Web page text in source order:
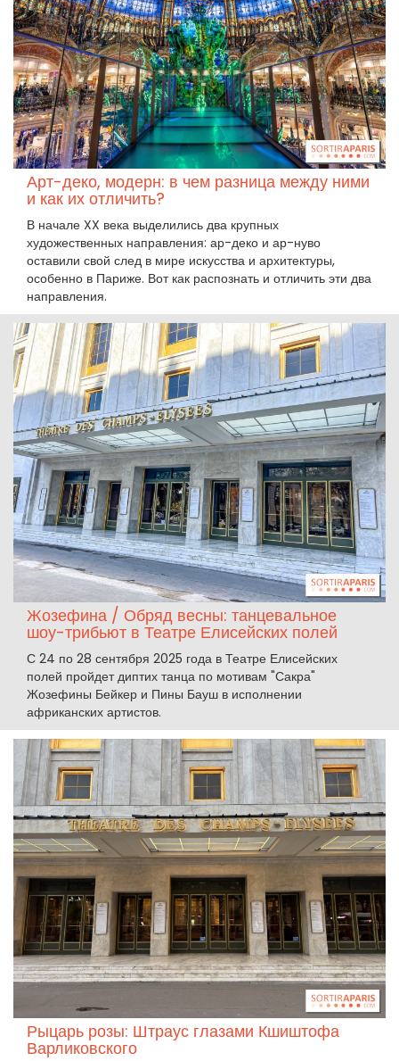
Арт-деко, модерн: в чем разница между ними
и как их отличить?
В начале XX века выделились два крупных
художественных направления: ар-деко и ар-нуво
оставили свой след в мире искусства и архитектуры,
особенно в Париже. Вот как распознать и отличить эти два
направления.
Жозефина / Обряд весны: танцевальное
шоу-трибьют в Театре Елисейских полей
С 24 по 28 сентября 2025 года в Театре Елисейских
полей пройдет диптих танца по мотивам "Сакра"
Жозефины Бейкер и Пины Бауш в исполнении
африканских артистов.
Рыцарь розы: Штраус глазами Кшиштофа
Варликовского